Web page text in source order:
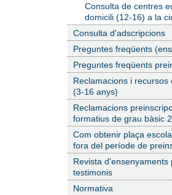
Consulta de centres
domicili (12-16) a la
Consulta d'adscripcions
Preguntes freqüents
Preguntes freqüents
Reclamacions i recursos
(3-16 anys)
Reclamacions
formatius de grau bàsic
Com obtenir plaça
fora del període de
Revista
testimonis
Normativa